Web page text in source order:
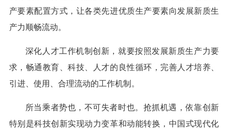
产要素配置方式，让各类先进优质生产要素向发展新质生
产力顺畅流动。
深化人才工作机制创新，就要按照发展新质生产力要
求，畅通教育、科技、人才的良性循环，完善人才培养、
引进、使用、合理流动的工作机制。
所当乘者势也，不可失者时也。抢抓机遇，依靠创新
特别是科技创新实现动力变革和动能转换，中国式现代化